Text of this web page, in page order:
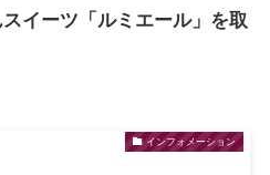
イーツ「ルミエール」を取
インフォメーション